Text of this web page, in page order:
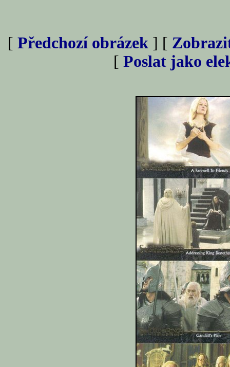
[ Předchozí obrázek ] [
[ Poslat jako